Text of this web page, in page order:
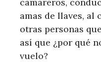
amas de llaves, al
otras personas
así que ¿por qué
vuelo?